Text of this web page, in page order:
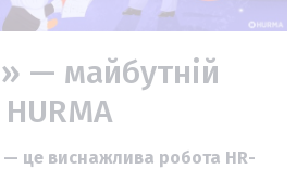
— майбутній
це виснажлива робота HR-